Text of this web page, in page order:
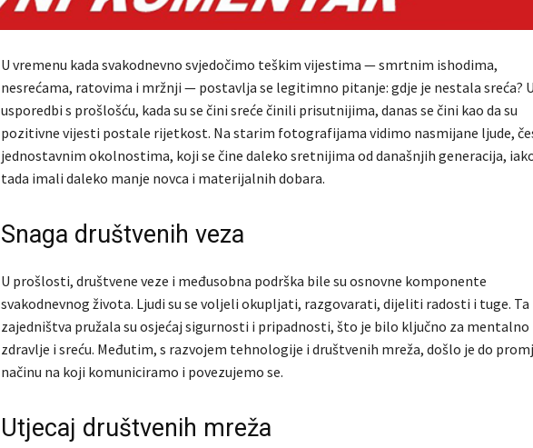
U vremenu kada svakodnevno svjedočimo teškim vijestima — smrtnim ishodima,
nesrećama, ratovima i mržnji — postavlja se legitimno pitanje: gdje je nestala sreća? U
usporedbi s prošlošću, kada su se čini sreće činili prisutnijima, danas se čini kao da su
pozitivne vijesti postale rijetkost. Na starim fotografijama vidimo nasmijane ljude,
jednostavnim okolnostima, koji se čine daleko sretnijima od današnjih generacija,
tada imali daleko manje novca i materijalnih dobara.
Snaga društvenih veza
U prošlosti, društvene veze i međusobna podrška bile su osnovne komponente
svakodnevnog života. Ljudi su se voljeli okupljati, razgovarati, dijeliti radosti i tuge. Ta
zajedništva pružala su osjećaj sigurnosti i pripadnosti, što je bilo ključno za mentalno
zdravlje i sreću. Međutim, s razvojem tehnologije i društvenih mreža, došlo je do
načinu na koji komuniciramo i povezujemo se.
Utjecaj društvenih mreža